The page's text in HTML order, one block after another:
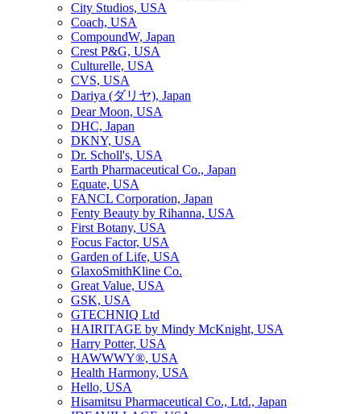
City Studios, USA
Coach, USA
CompoundW, Japan
Crest P&G, USA
Culturelle, USA
CVS, USA
Dariya (ダリヤ), Japan
Dear Moon, USA
DHC, Japan
DKNY, USA
Dr. Scholl's, USA
Earth Pharmaceutical Co., Japan
Equate, USA
FANCL Corporation, Japan
Fenty Beauty by Rihanna, USA
First Botany, USA
Focus Factor, USA
Garden of Life, USA
GlaxoSmithKline Co.
Great Value, USA
GSK, USA
GTECHNIQ Ltd
HAIRITAGE by Mindy McKnight, USA
Harry Potter, USA
HAWWWY®, USA
Health Harmony, USA
Hello, USA
Hisamitsu Pharmaceutical Co., Ltd., Japan